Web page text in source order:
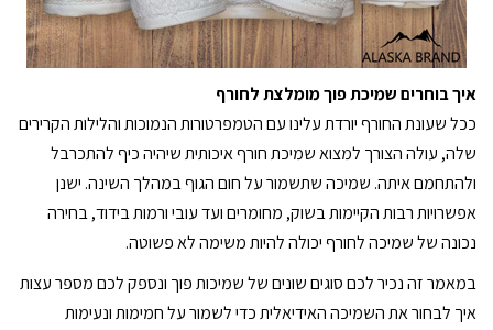
איך בוחרים שמיכת פוך מומלצת לחורף
ככל שעונת החורף יורדת עלינו עם הטמפרטורות הנמוכות והלילות הקרירים
שלה, עולה הצורך למצוא שמיכת חורף איכותית שיהיה כיף להתכרבל
ולהתחמם איתה. שמיכה שתשמור על חום הגוף במהלך השינה. ישנן
אפשרויות רבות הקיימות בשוק, מחומרים ועד עובי ורמות בידוד, בחירה
נכונה של שמיכה לחורף יכולה להיות משימה לא פשוטה.
במאמר זה נכיר לכם סוגים שונים של שמיכות פוך ונספק לכם מספר עצות
איך לבחור את השמיכה האידיאלית כדי לשמור על חמימות ונעימות